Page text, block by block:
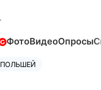
ФотоВидеоОпросы